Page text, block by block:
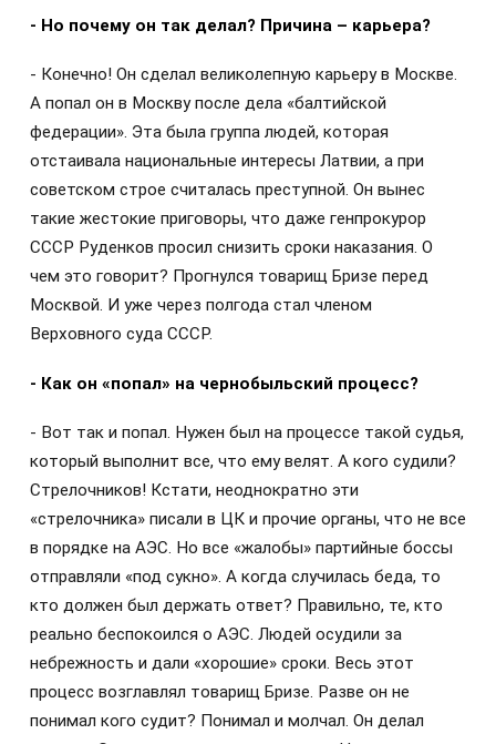
- Но почему он так делал? Причина – карьера?
- Конечно! Он сделал великолепную карьеру в Москве.
А попал он в Москву после дела «балтийской
федерации». Эта была группа людей, которая
отстаивала национальные интересы Латвии, а при
советском строе считалась преступной. Он вынес
такие жестокие приговоры, что даже генпрокурор
СССР Руденков просил снизить сроки наказания. О
чем это говорит? Прогнулся товарищ Бризе перед
Москвой. И уже через полгода стал членом
Верховного суда СССР.
- Как он «попал» на чернобыльский процесс?
- Вот так и попал. Нужен был на процессе такой судья,
который выполнит все, что ему велят. А кого судили?
Стрелочников! Кстати, неоднократно эти
«стрелочника» писали в ЦК и прочие органы, что не все
в порядке на АЭС. Но все «жалобы» партийные боссы
отправляли «под сукно». А когда случилась беда, то
кто должен был держать ответ? Правильно, те, кто
реально беспокоился о АЭС. Людей осудили за
небрежность и дали «хорошие» сроки. Весь этот
процесс возглавлял товарищ Бризе. Разве он не
понимал кого судит? Понимал и молчал. Он делал